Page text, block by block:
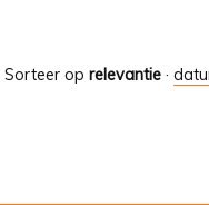
Sorteer op relevantie ·